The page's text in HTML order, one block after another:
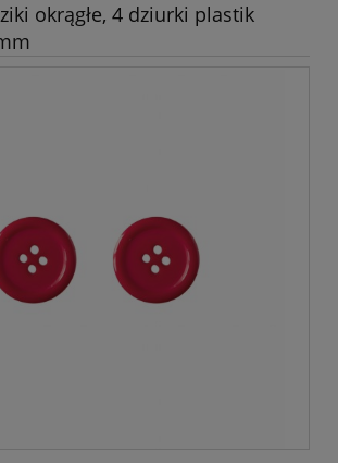
okrągłe, 4 dziurki plastik